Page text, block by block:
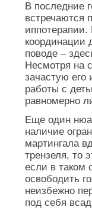
В последние
встречаются
координации
поводе –
Несмотря на
зачастую
работы с
равномерно
Еще один
наличие
мартингала
трензеля, то
если в таком
освободить
неизбежно
под себя